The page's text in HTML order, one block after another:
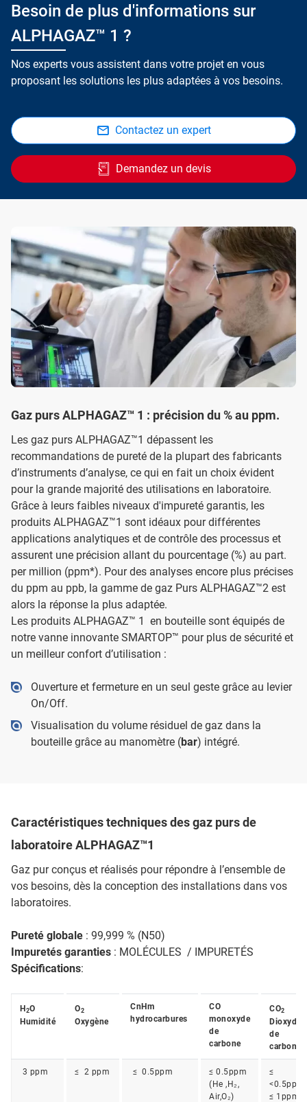
Besoin de plus d'informations sur
ALPHAGAZ™ 1 ?
Nos experts vous assistent dans votre projet en vous
proposant les solutions les plus adaptées à vos besoins.
Contactez un expert
Demandez un devis
Gaz purs ALPHAGAZ™ 1 : précision du % au ppm.
Les gaz purs ALPHAGAZ™1 dépassent les
recommandations de pureté de la plupart des fabricants
d’instruments d’analyse, ce qui en fait un choix évident
pour la grande majorité des utilisations en laboratoire.
Grâce à leurs faibles niveaux d'impureté garantis, les
produits ALPHAGAZ™1 sont idéaux pour différentes
applications analytiques et de contrôle des processus et
assurent une précision allant du pourcentage (%) au part.
per million (ppm*). Pour des analyses encore plus précises
du ppm au ppb, la gamme de gaz Purs ALPHAGAZ™2 est
alors la réponse la plus adaptée.
Les produits ALPHAGAZ™ 1 en bouteille sont équipés de
notre vanne innovante SMARTOP™ pour plus de sécurité et
un meilleur confort d’utilisation :
Ouverture et fermeture en un seul geste grâce au levier
On/Off.
Visualisation du volume résiduel de gaz dans la
bouteille grâce au manomètre (bar) intégré.
Caractéristiques techniques des gaz purs de
laboratoire ALPHAGAZ™1
Gaz pur conçus et réalisés pour répondre à l’ensemble de
vos besoins, dès la conception des installations dans vos
laboratoires.
Pureté globale : 99,999 % (N50)
Impuretés garanties : MOLÉCULES / IMPURETÉS
Spécifications:
H 2O
Humidité
O2
Oxygène
CnHm
hydrocarbures
CO
monoxyde
de
carbone
CO2
Dioxyde
de
carbone
3 ppm ≤ 2 ppm ≤ 0.5ppm
≤ 0.5ppm
(He ,H₂,
Air,O₂)
≤
<0.5ppm
≤ 1ppm